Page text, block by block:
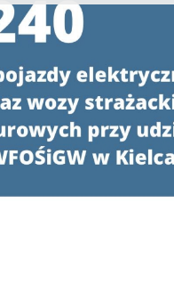
„Czyste
i
M & P